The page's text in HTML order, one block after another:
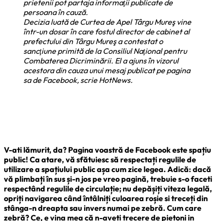
prietenii pot partaja informaţii publicate de
persoana în cauză.
Decizia luată de Curtea de Apel Târgu Mureş vine
într-un dosar în care fostul director de cabinet al
prefectului din Târgu Mureş a contestat o
sancţiune primită de la Consiliul Naţional pentru
Combaterea Dicriminării. El a ajuns în vizorul
acestora din cauza unui mesaj publicat pe pagina
sa de Facebook, scrie HotNews.
V-ati lămurit, da? Pagina voastră de Facebook este spațiu
public! Ca atare, vă sfătuiesc să respectați regulile de
utilizare a spațiului public așa cum zice legea. Adică: dacă
vă plimbați în sus și-n jos pe vreo pagină, trebuie s-o faceti
respectând regulile de circulație; nu depășiți viteza legală,
opriți navigarea când întâlniți culoarea roșie si treceți din
stânga-n dreapta sau invers numai pe zebră. Cum care
zebră? Ce, e vina mea că n-aveți trecere de pietoni in